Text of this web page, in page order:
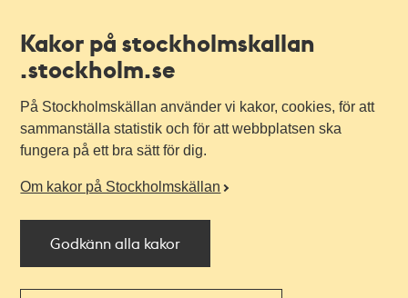
Kakor på stockholmskallan
.stockholm.se
På Stockholmskällan använder vi kakor, cookies, för att
sammanställa statistik och för att webbplatsen ska
fungera på ett bra sätt för dig.
Om kakor på Stockholmskällan
Godkänn alla kakor